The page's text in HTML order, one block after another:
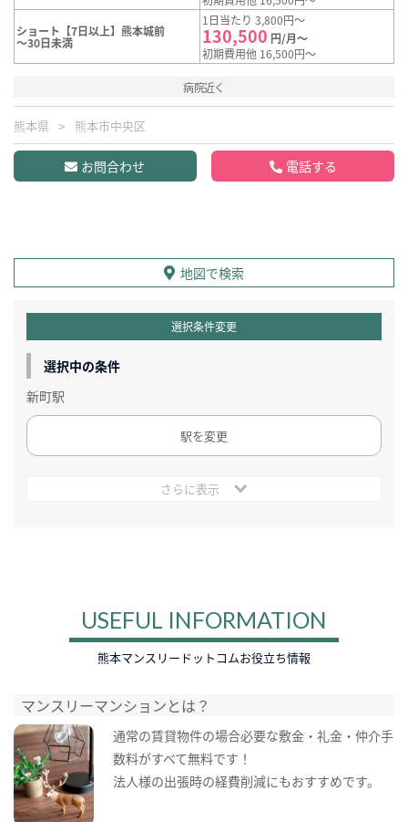
ショート【7日以上】熊本城前
～30日未満
1日当たり 3,800円～
130,500 円/月～
初期費用他 16,500円～
病院近く
熊本県 熊本市中央区
お問合わせ 電話する
地図で検索
選択条件変更
選択中の条件
新町駅
駅を変更
さらに表示
USEFUL INFORMATION
熊本マンスリードットコムお役立ち情報
マンスリーマンションとは？
通常の賃貸物件の場合必要な敷金・礼金・仲介手
数料がすべて無料です！
法人様の出張時の経費削減にもおすすめです。